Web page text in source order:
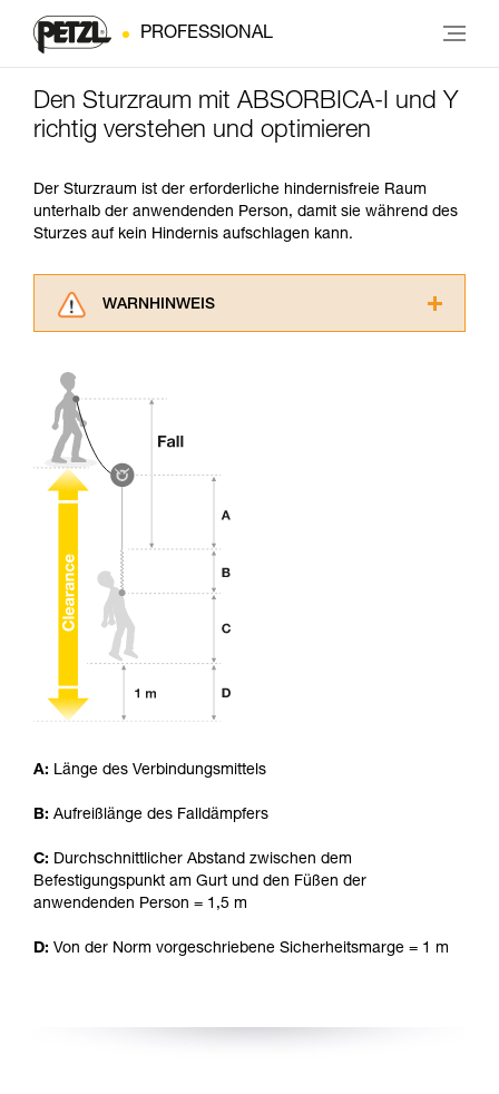
PROFESSIONAL
Den Sturzraum mit ABSORBICA-I und Y
richtig verstehen und optimieren
Der Sturzraum ist der erforderliche hindernisfreie Raum
unterhalb der anwendenden Person, damit sie während des
Sturzes auf kein Hindernis aufschlagen kann.
WARNHINWEIS
verstehen zu können, müssen Sie zuerst die in
Informationen richtig verstanden haben.
entsprechende Ausbildung und ein spezielles
Training voraus. Prüfen Sie zusammen mit
einem Profi, ob Sie in der Lage sind, den
Vorgang alleine sicher zu wiederholen, bevor
Sie ihn eigenständig durchführen.
Wir geben Beispiele für die mit Ihrer Aktivität
verbundenen Techniken. Möglicherweise gibt es
beschrieben werden.
A: Länge des Verbindungsmittels
B: Aufreißlänge des Falldämpfers
C: Durchschnittlicher Abstand zwischen dem
Befestigungspunkt am Gurt und den Füßen der
anwendenden Person = 1,5 m
D: Von der Norm vorgeschriebene Sicherheitsmarge = 1 m